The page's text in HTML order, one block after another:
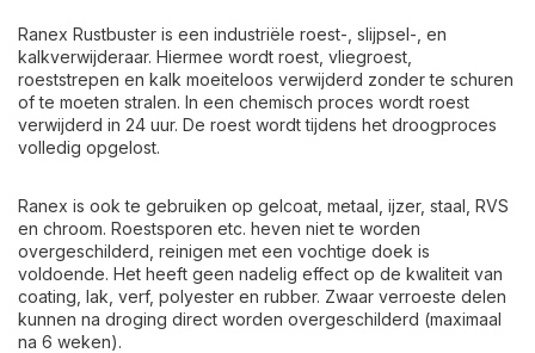
Ranex Rustbuster is een industriële roest-, slijpsel-, en
kalkverwijderaar. Hiermee wordt roest, vliegroest,
roeststrepen en kalk moeiteloos verwijderd zonder te schuren
of te moeten stralen. In een chemisch proces wordt roest
verwijderd in 24 uur. De roest wordt tijdens het droogproces
volledig opgelost.
Ranex is ook te gebruiken op gelcoat, metaal, ijzer, staal, RVS
en chroom. Roestsporen etc. heven niet te worden
overgeschilderd, reinigen met een vochtige doek is
voldoende. Het heeft geen nadelig effect op de kwaliteit van
coating, lak, verf, polyester en rubber. Zwaar verroeste delen
kunnen na droging direct worden overgeschilderd (maximaal
na 6 weken).